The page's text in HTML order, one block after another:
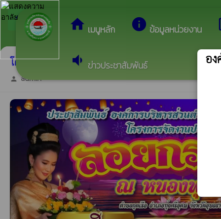
home เมนูหลัก info ข้อมูลหน่วยงาน
volume_down ข่าวประชาสัมพันธ์
arrow_back_ios กลับเมนูหลัก ยินดีต้อนรับสู่เว็บ
โครงการจัดงานประเพณีลอยกระทง ประจำปีงบประ
person admin
อง